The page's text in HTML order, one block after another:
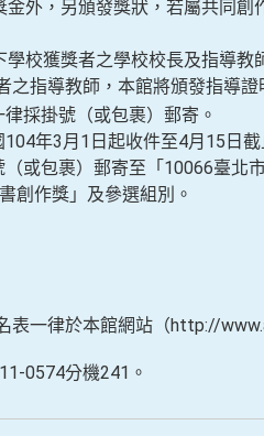
金外，另頒發獎狀，若屬共同
學校獲獎者之學校校長及指導
之指導教師，本館將頒發指導證
採掛號（或包裹）郵寄。
年3月1日起收件至4月15日
或包裹）郵寄至「10066臺北
創作獎」及參選組別。
表一律於本館網站（http://
0574分機241。